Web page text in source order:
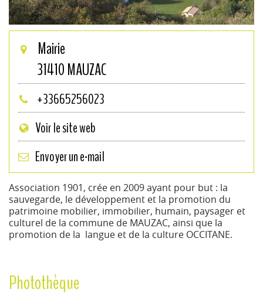
Mairie
31410MAUZAC
+33665256023
Voir le site web
Envoyer un e-mail
Association 1901, crée en 2009 ayant pour but : la
sauvegarde, le développement et la promotion du
patrimoine mobilier, immobilier, humain, paysager et
culturel de la commune de MAUZAC, ainsi que la
promotion de la langue et de la culture OCCITANE.
Photothèque